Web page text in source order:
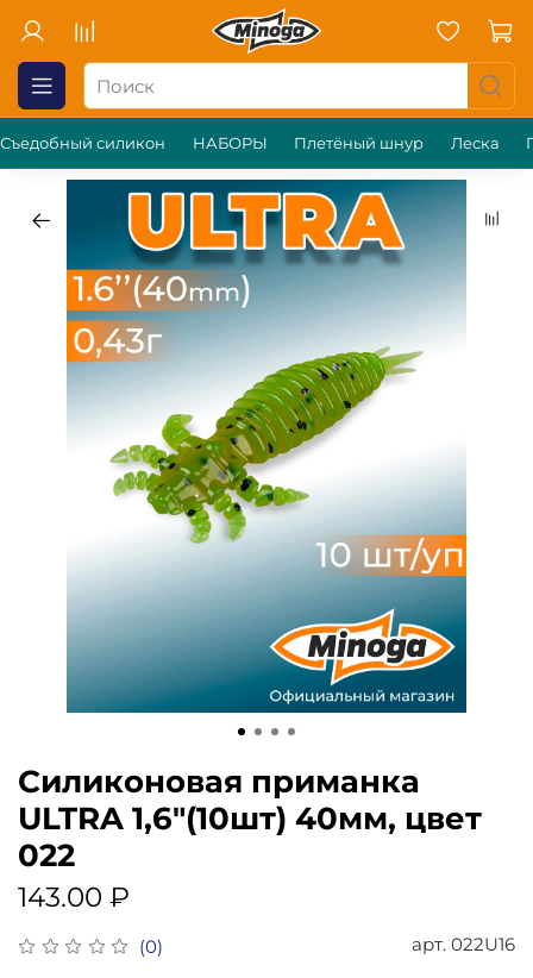
Съедобный силикон НАБОРЫ Плетёный шнур Леска
(0) арт. 022U16
Силиконовая приманка
ULTRA 1,6"(10шт) 40мм, цвет
022
143.00 ₽